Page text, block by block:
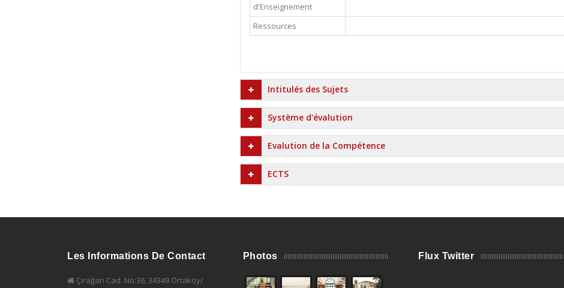
d'Enseignement
Ressources
Intitulés des Sujets
Système d'évalution
Evalution de la Compétence
ECTS
Les Informations De Contact
Çırağan Cad. No:36, 34349 Ortaköy/
Photos Flux Twitter